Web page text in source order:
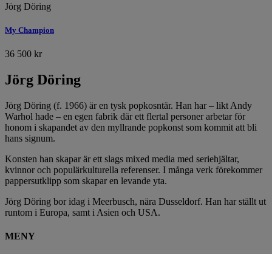
Jörg Döring
My Champion
36 500 kr
Jörg Döring
Jörg Döring (f. 1966) är en tysk popkosntär. Han har – likt Andy
Warhol hade – en egen fabrik där ett flertal personer arbetar för
honom i skapandet av den myllrande popkonst som kommit att bli
hans signum.
Konsten han skapar är ett slags mixed media med seriehjältar,
kvinnor och populärkulturella referenser. I många verk förekommer
pappersutklipp som skapar en levande yta.
Jörg Döring bor idag i Meerbusch, nära Dusseldorf. Han har ställt ut
runtom i Europa, samt i Asien och USA.
MENY